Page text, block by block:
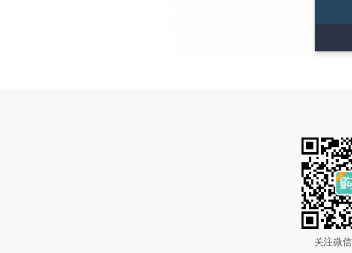
关注微